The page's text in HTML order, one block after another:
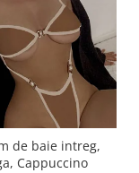
de baie intreg,
Cappuccino